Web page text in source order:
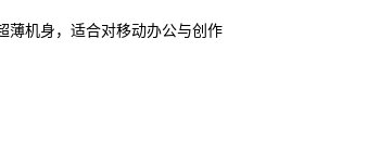
薄机身，适合对移动办公与创作